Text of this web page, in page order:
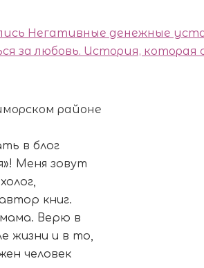
Негативные денежные
за любовь. История, которая
в блог
Меня зовут
книг.
Верю в
жизни и в то,
человек